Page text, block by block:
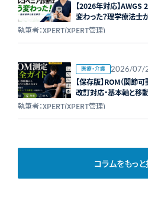
【2026年対応】
変わった？理学療法士
フ値
執筆者：XPERT(XPERT管理)
医療・介護 2026/07/
【保存版】ROM（関節
改訂対応・基本軸と移
執筆者：XPERT(XPERT管理)
コラムをもっ